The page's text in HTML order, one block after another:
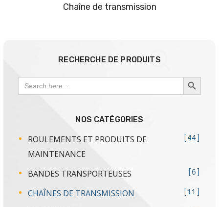
Chaîne de transmission
RECHERCHE DE PRODUITS
Search
for:
SEARCH BUTTON
NOS CATÉGORIES
ROULEMENTS ET PRODUITS DE
MAINTENANCE
44
BANDES TRANSPORTEUSES 6
CHAÎNES DE TRANSMISSION 11